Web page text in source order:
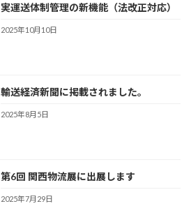
実運送体制管理の新機能（法改正対応）
2025年10月10日
輸送経済新聞に掲載されました。
2025年8月5日
第6回 関西物流展に出展します
2025年7月29日